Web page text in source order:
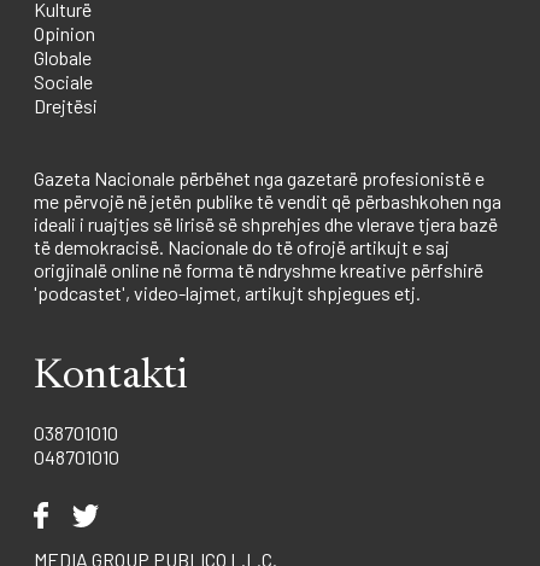
Kulturë
Opinion
Globale
Sociale
Drejtësi
Gazeta Nacionale përbëhet nga gazetarë profesionistë e
me përvojë në jetën publike të vendit që përbashkohen nga
ideali i ruajtjes së lirisë së shprehjes dhe vlerave tjera bazë
të demokracisë. Nacionale do të ofrojë artikujt e saj
origjinalë online në forma të ndryshme kreative përfshirë
'podcastet', video-lajmet, artikujt shpjegues etj.
Kontakti
038701010
048701010
MEDIA GROUP PUBLICO L.L.C.